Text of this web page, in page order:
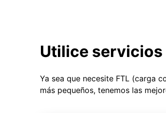
Utilice servicios
Ya sea que necesite FTL (carga
más pequeños, tenemos las